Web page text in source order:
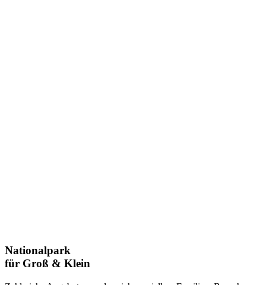
Nationalpark
für Groß & Klein